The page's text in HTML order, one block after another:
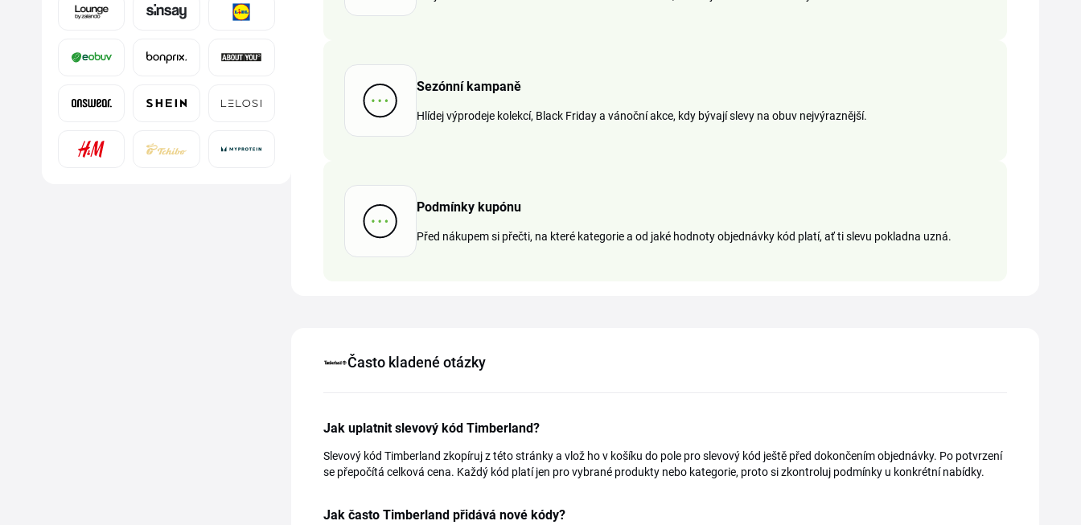
Sezónní kampaně
Hlídej výprodeje kolekcí, Black Friday a vánoční akce, kdy bývají slevy na obuv nejvýraznější.
Podmínky kupónu
Před nákupem si přečti, na které kategorie a od jaké hodnoty objednávky kód platí, ať ti slevu pokladna uzná.
Často kladené otázky
Jak uplatnit slevový kód Timberland?
Slevový kód Timberland zkopíruj z této stránky a vlož ho v košíku do pole pro slevový kód ještě před dokončením objednávky. Po potvrzení
se přepočítá celková cena. Každý kód platí jen pro vybrané produkty nebo kategorie, proto si zkontroluj podmínky u konkrétní nabídky.
Jak často Timberland přidává nové kódy?